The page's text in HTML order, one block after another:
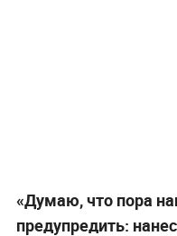
«Думаю, что пора
предупредить: